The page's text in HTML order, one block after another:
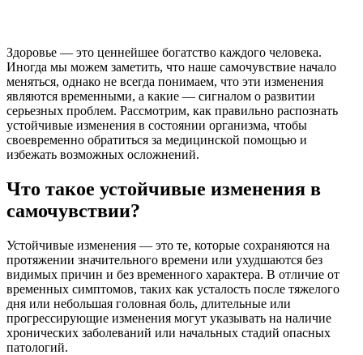
Здоровье — это ценнейшее богатство каждого человека.
Иногда мы можем заметить, что наше самочувствие начало
меняться, однако не всегда понимаем, что эти изменения
являются временными, а какие — сигналом о развитии
серьезных проблем. Рассмотрим, как правильно распознать
устойчивые изменения в состоянии организма, чтобы
своевременно обратиться за медицинской помощью и
избежать возможных осложнений.
Что такое устойчивые изменения в
самочувствии?
Устойчивые изменения — это те, которые сохраняются на
протяжении значительного времени или ухудшаются без
видимых причин и без временного характера. В отличие от
временных симптомов, таких как усталость после тяжелого
дня или небольшая головная боль, длительные или
прогрессирующие изменения могут указывать на наличие
хронических заболеваний или начальных стадий опасных
патологий.